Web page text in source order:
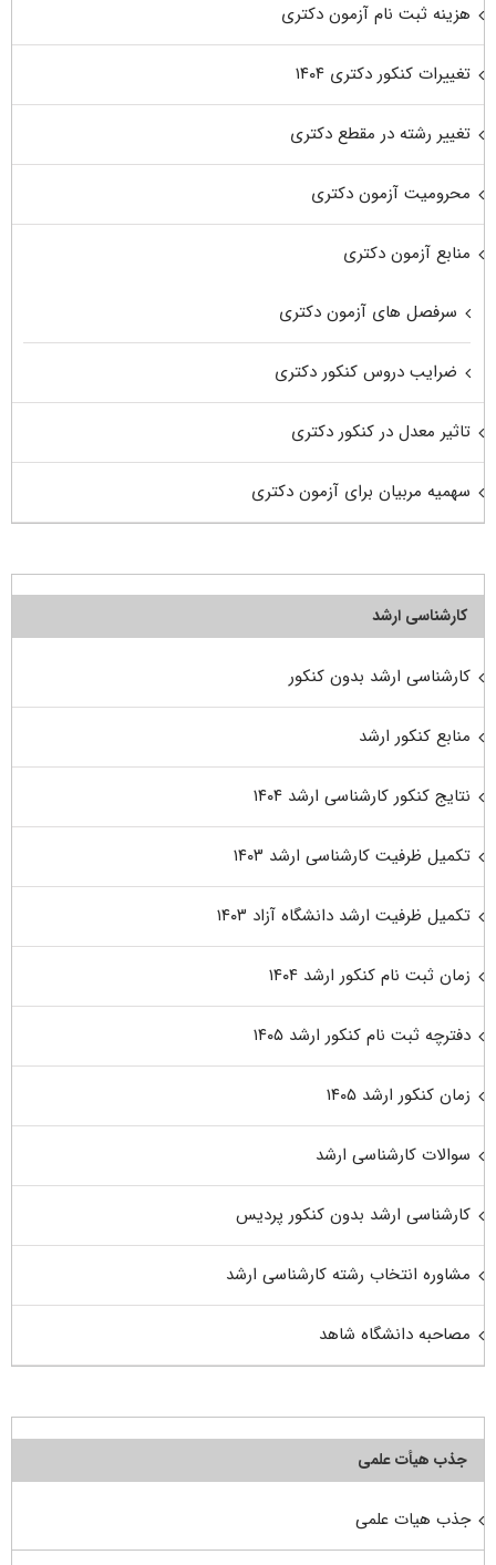
هزینه ثبت نام آزمون دکتری
تغییرات کنکور دکتری ۱۴۰۴
تغییر رشته در مقطع دکتری
محرومیت آزمون دکتری
منابع آزمون دکتری
سرفصل های آزمون دکتری
ضرایب دروس کنکور دکتری
تاثیر معدل در کنکور دکتری
سهمیه مربیان برای آزمون دکتری
کارشناسی ارشد
کارشناسی ارشد بدون کنکور
منابع کنکور ارشد
نتایج کنکور کارشناسی ارشد ۱۴۰۴
تکمیل ظرفیت کارشناسی ارشد ۱۴۰۳
تکمیل ظرفیت ارشد دانشگاه آزاد ۱۴۰۳
زمان ثبت نام کنکور ارشد ۱۴۰۴
دفترچه ثبت نام کنکور ارشد ۱۴۰۵
زمان کنکور ارشد ۱۴۰۵
سوالات کارشناسی ارشد
کارشناسی ارشد بدون کنکور پردیس
مشاوره انتخاب رشته کارشناسی ارشد
مصاحبه دانشگاه شاهد
جذب هیأت علمی
جذب هیات علمی